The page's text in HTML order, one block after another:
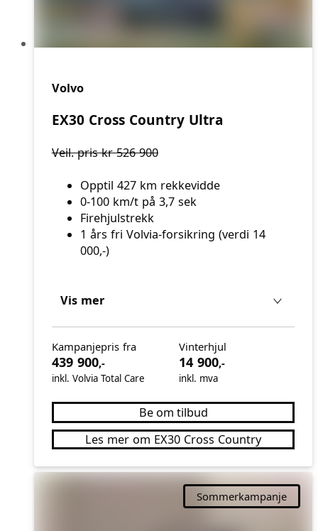
Volvo
EX30 Cross Country Ultra
Veil. pris kr 526 900
Opptil 427 km rekkevidde
0-100 km/t på 3,7 sek
Firehjulstrekk
1 års fri Volvia-forsikring (verdi 14
000,-)
Vis mer
Kampanjepris fra
439 900,-
inkl. Volvia Total Care
Vinterhjul
14 900,-
inkl. mva
Be om tilbud
Les mer om EX30 Cross Country
Sommerkampanje